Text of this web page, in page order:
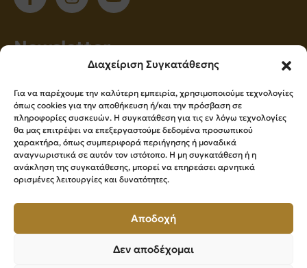
Διαχείριση Συγκατάθεσης
Για να παρέχουμε την καλύτερη εμπειρία, χρησιμοποιούμε τεχνολογίες
όπως cookies για την αποθήκευση ή/και την πρόσβαση σε
πληροφορίες συσκευών. Η συγκατάθεση για τις εν λόγω τεχνολογίες
θα μας επιτρέψει να επεξεργαστούμε δεδομένα προσωπικού
χαρακτήρα, όπως συμπεριφορά περιήγησης ή μοναδικά
αναγνωριστικά σε αυτόν τον ιστότοπο. Η μη συγκατάθεση ή η
ανάκληση της συγκατάθεσης, μπορεί να επηρεάσει αρνητικά
ορισμένες λειτουργίες και δυνατότητες.
Αποδοχή
Δεν αποδέχομαι
Νewsletter
ενημερώνεστε πρώτοι για όλα τα νέα μας!
Εγγραφή